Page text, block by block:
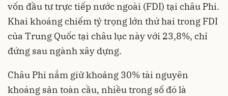
vốn đầu tư trực tiếp nước ngoài (FDI) tại châu Phi.
Khai khoáng chiếm tỷ trọng lớn thứ hai trong FDI
của Trung Quốc tại châu lục này với 23,8%, chỉ
đứng sau ngành xây dựng.
Châu Phi nắm giữ khoảng 30% tài nguyên
khoáng sản toàn cầu, nhiều trong số đó là